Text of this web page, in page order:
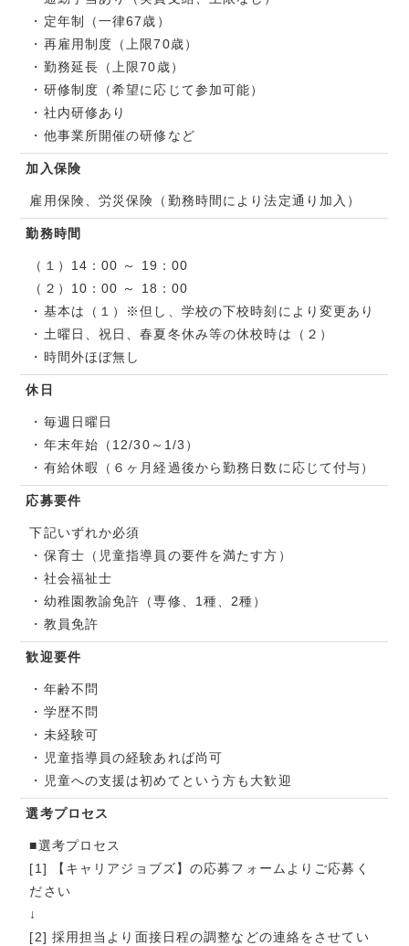
・定年制（一律67歳）
・再雇用制度（上限70歳）
・勤務延長（上限70歳）
・研修制度（希望に応じて参加可能）
・社内研修あり
・他事業所開催の研修など
加入保険
雇用保険、労災保険（勤務時間により法定通り加入）
勤務時間
（１）14：00 ～ 19：00
（２）10：00 ～ 18：00
・基本は（１）※但し、学校の下校時刻により変更あり
・土曜日、祝日、春夏冬休み等の休校時は（２）
・時間外ほぼ無し
休日
・毎週日曜日
・年末年始（12/30～1/3）
・有給休暇（６ヶ月経過後から勤務日数に応じて付与）
応募要件
下記いずれか必須
・保育士（児童指導員の要件を満たす方）
・社会福祉士
・幼稚園教諭免許（専修、1種、2種）
・教員免許
歓迎要件
・年齢不問
・学歴不問
・未経験可
・児童指導員の経験あれば尚可
・児童への支援は初めてという方も大歓迎
選考プロセス
■選考プロセス
[1] 【キャリアジョブズ】の応募フォームよりご応募く
ださい
↓
[2] 採用担当より面接日程の調整などの連絡をさせてい